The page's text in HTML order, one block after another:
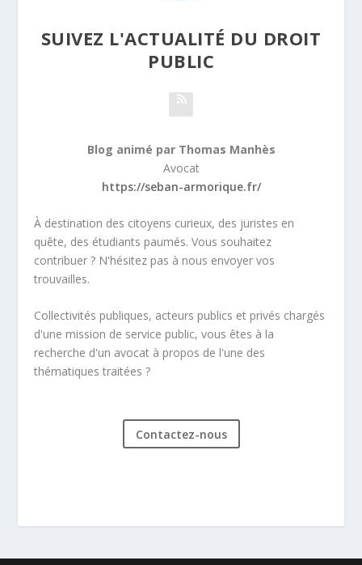
SUIVEZ L'ACTUALITÉ DU DROIT
PUBLIC
Blog animé par Thomas Manhès
Avocat
https://seban-armorique.fr/
À destination des citoyens curieux, des juristes en
quête, des étudiants paumés. Vous souhaitez
contribuer ? N'hésitez pas à nous envoyer vos
trouvailles.
Collectivités publiques, acteurs publics et privés chargés
d'une mission de service public, vous êtes à la
recherche d'un avocat à propos de l'une des
thématiques traitées ?
Contactez-nous